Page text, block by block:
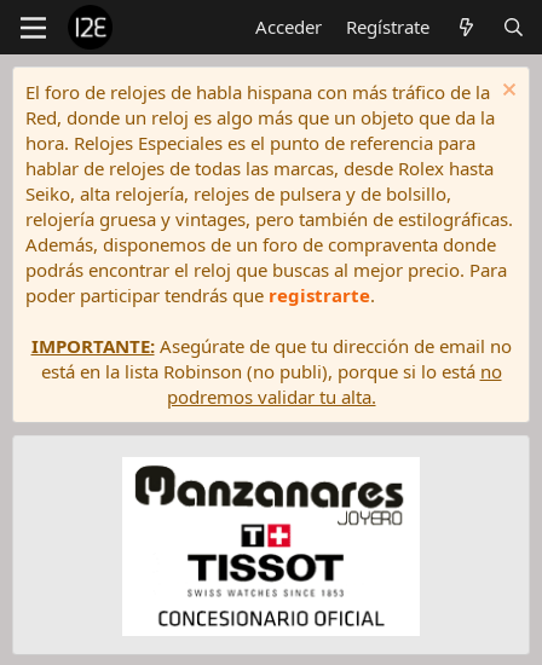
Acceder Regístrate
El foro de relojes de habla hispana con más tráfico de la
Red, donde un reloj es algo más que un objeto que da la
hora. Relojes Especiales es el punto de referencia para
hablar de relojes de todas las marcas, desde Rolex hasta
Seiko, alta relojería, relojes de pulsera y de bolsillo,
relojería gruesa y vintages, pero también de estilográficas.
Además, disponemos de un foro de compraventa donde
podrás encontrar el reloj que buscas al mejor precio. Para
poder participar tendrás que registrarte.
IMPORTANTE:Asegúrate de que tu dirección de email no
está en la lista Robinson (no publi), porque si lo está no
podremos validar tu alta.